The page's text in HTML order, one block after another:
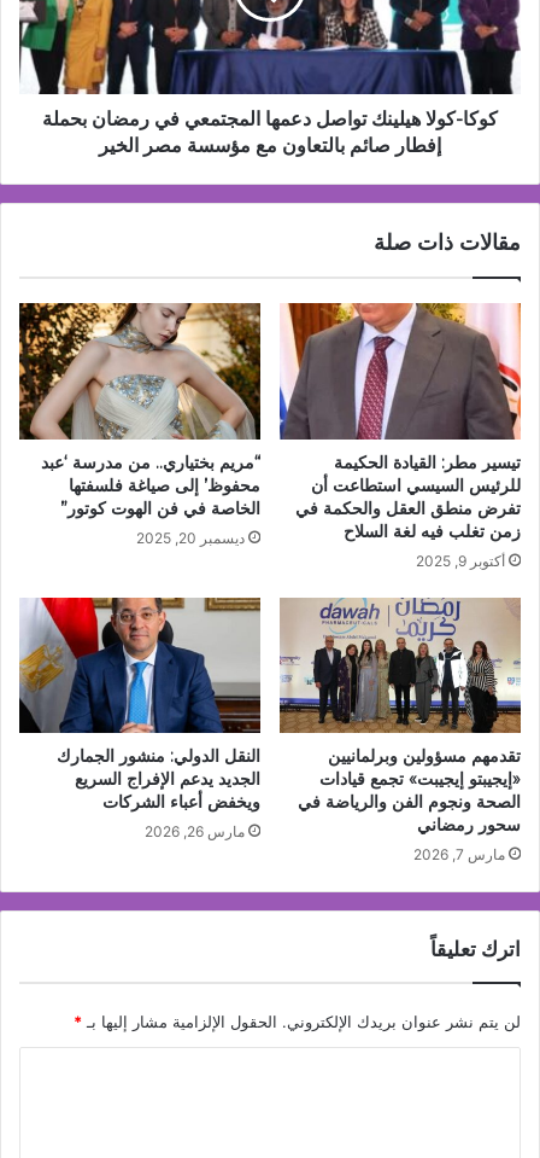
المجتمعي
في
رمضان
بحملة
إفطار
مصر
كوكا-كولا هيلينك تواصل دعمها المجتمعي في رمضان بحملة
إفطار صائم بالتعاون مع مؤسسة مصر الخير
مقالات ذات صلة
تيسير مطر: القيادة الحكيمة
للرئيس السيسي استطاعت أن
تفرض منطق العقل والحكمة في
زمن تغلب فيه لغة السلاح
أكتوبر 9, 2025
“مريم بختياري.. من مدرسة ‘عبد
محفوظ’ إلى صياغة فلسفتها
الخاصة في فن الهوت كوتور”
ديسمبر 20, 2025
تقدمهم مسؤولين وبرلمانيين
«إيجيبتو إيجيبت» تجمع قيادات
الصحة ونجوم الفن والرياضة في
سحور رمضاني
مارس 7, 2026
النقل الدولي: منشور الجمارك
الجديد يدعم الإفراج السريع
ويخفض أعباء الشركات
مارس 26, 2026
اترك تعليقاً
لن يتم نشر عنوان بريدك الإلكتروني. الحقول الإلزامية مشار إليها بـ*